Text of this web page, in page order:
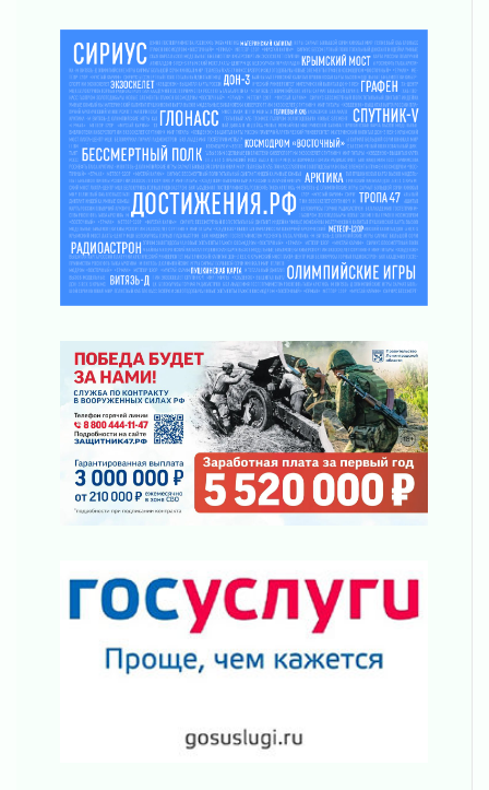
03 августа 2026
Музеи Ленобласти обновляют пространства
03 августа 2026
Новая площадка: 2027
03 августа 2026
Часть медиков в Ленобласти сможет
рассчитывать на доплату от региона
03 августа 2026
За сутки в Ленинградской области
ликвидировали 10 пожаров
03 августа 2026
просится
03 августа 2026
Строительные компании Ленобласти
подняли зарплаты почти на 40% за год
03 августа 2026
Шесть новых жизней в честь дня рождения
Ленинградской области
03 августа 2026
Ленобласть отмечает День Воздушно-
десантных войск
02 августа 2026
«Активное лето»
Ленобласть отметила заслуги жителей перед
регионом и страной